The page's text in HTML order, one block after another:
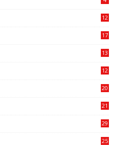
12
17
13
12
20
21
29
25